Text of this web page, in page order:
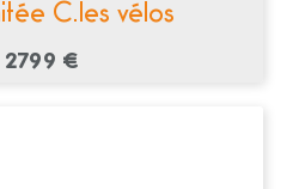
C.les vélos
2799 €